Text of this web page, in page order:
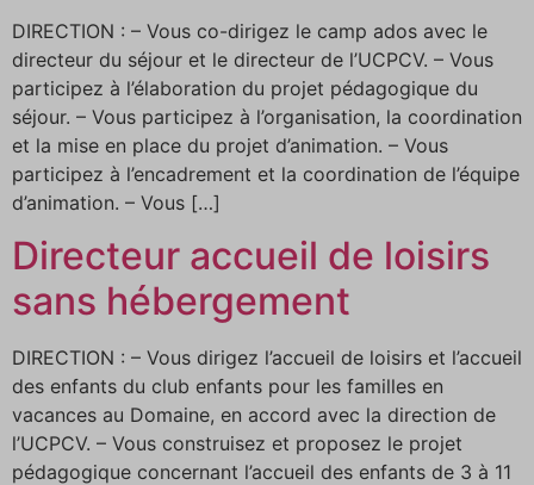
DIRECTION : – Vous co-dirigez le camp ados avec le
directeur du séjour et le directeur de l’UCPCV. – Vous
participez à l’élaboration du projet pédagogique du
séjour. – Vous participez à l’organisation, la coordination
et la mise en place du projet d’animation. – Vous
participez à l’encadrement et la coordination de l’équipe
d’animation. – Vous […]
Directeur accueil de loisirs
sans hébergement
DIRECTION : – Vous dirigez l’accueil de loisirs et l’accueil
des enfants du club enfants pour les familles en
vacances au Domaine, en accord avec la direction de
l’UCPCV. – Vous construisez et proposez le projet
pédagogique concernant l’accueil des enfants de 3 à 11